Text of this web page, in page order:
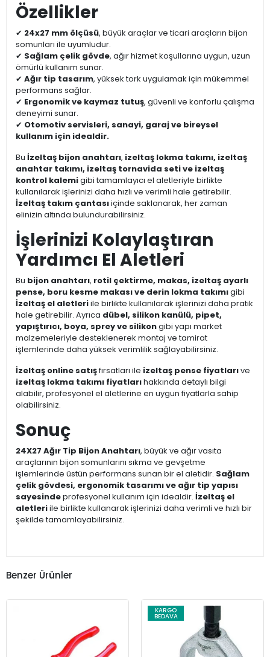
Özellikler
✔ 24x27 mm ölçüsü, büyük araçlar ve ticari araçların bijon
somunları ile uyumludur.
✔ Sağlam çelik gövde, ağır hizmet koşullarına uygun, uzun
ömürlü kullanım sunar.
✔ Ağır tip tasarım, yüksek tork uygulamak için mükemmel
performans sağlar.
✔ Ergonomik ve kaymaz tutuş, güvenli ve konforlu çalışma
deneyimi sunar.
✔ Otomotiv servisleri, sanayi, garaj ve bireysel
kullanım için idealdir.
Bu İzeltaş bijon anahtarı, izeltaş lokma takımı, izeltaş
anahtar takımı, izeltaş tornavida seti ve izeltaş
kontrol kalemigibi tamamlayıcı el aletleriyle birlikte
kullanılarak işlerinizi daha hızlı ve verimli hale getirebilir.
İzeltaş takım çantasıiçinde saklanarak, her zaman
elinizin altında bulundurabilirsiniz.
İşlerinizi Kolaylaştıran
Yardımcı El Aletleri
Bu bijon anahtarı, rotil çektirme, makas, izeltaş ayarlı
pense, boru kesme makası ve derin lokma takımıgibi
İzeltaş el aletleriile birlikte kullanılarak işlerinizi daha pratik
hale getirebilir. Ayrıca dübel, silikon kanülü, pipet,
yapıştırıcı, boya, sprey ve silikongibi yapı market
malzemeleriyle desteklenerek montaj ve tamirat
işlemlerinde daha yüksek verimlilik sağlayabilirsiniz.
İzeltaş online satışfırsatları ile izeltaş pense fiyatlarıve
izeltaş lokma takımı fiyatlarıhakkında detaylı bilgi
alabilir, profesyonel el aletlerine en uygun fiyatlarla sahip
olabilirsiniz.
Sonuç
24X27 Ağır Tip Bijon Anahtarı, büyük ve ağır vasıta
araçlarının bijon somunlarını sıkma ve gevşetme
işlemlerinde üstün performans sunan bir el aletidir. Sağlam
çelik gövdesi, ergonomik tasarımı ve ağır tip yapısı
sayesindeprofesyonel kullanım için idealdir. İzeltaş el
aletleriile birlikte kullanarak işlerinizi daha verimli ve hızlı bir
şekilde tamamlayabilirsiniz.
Benzer Ürünler
KARGO
BEDAVA